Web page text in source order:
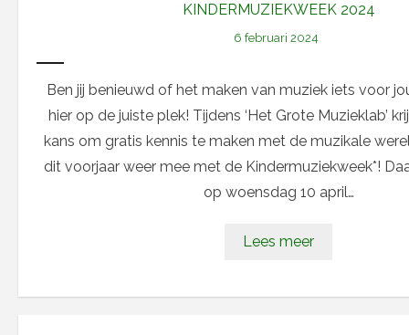
KINDERMUZIEKWEEK 2024
6 februari 2024
Ben jij benieuwd of het maken van muziek iets voor
hier op de juiste plek! Tijdens ‘Het Grote Muzieklab’
kans om gratis kennis te maken met de muzikale
dit voorjaar weer mee met de Kindermuziekweek*!
op woensdag 10 april…
Lees meer